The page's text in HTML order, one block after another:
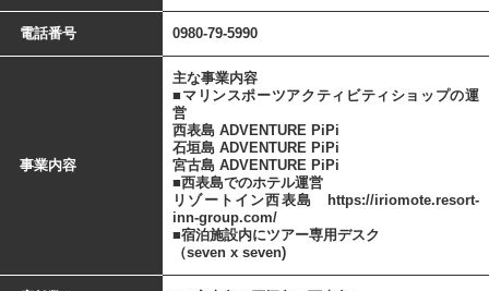
電話番号 0980-79-5990
事業内容
主な事業内容
■マリンスポーツアクティビティショップの運
営
西表島 ADVENTURE PiPi
石垣島 ADVENTURE PiPi
宮古島 ADVENTURE PiPi
■西表島でのホテル運営
リゾートイン西表島 https://iriomote.resort-
inn-group.com/
■宿泊施設内にツアー専用デスク
（seven x seven)